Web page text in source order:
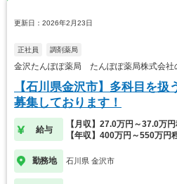
更新日：2026年2月23日
正社員 調剤薬局
金沢たんぽぽ薬局 たんぽぽ薬局株式会社
【石川県金沢市】多科目を
募集しております！
給与
【月収】27.0万円～37.0万
【年収】400万円～550万円
勤務地 石川県 金沢市